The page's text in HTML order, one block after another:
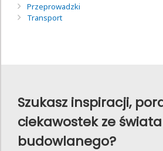
Przeprowadzki
Transport
Szukasz inspiracji,
ciekawostek ze świata
budowlanego?